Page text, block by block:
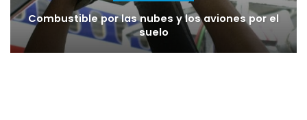
Combustible por las nubes y los aviones por el
suelo